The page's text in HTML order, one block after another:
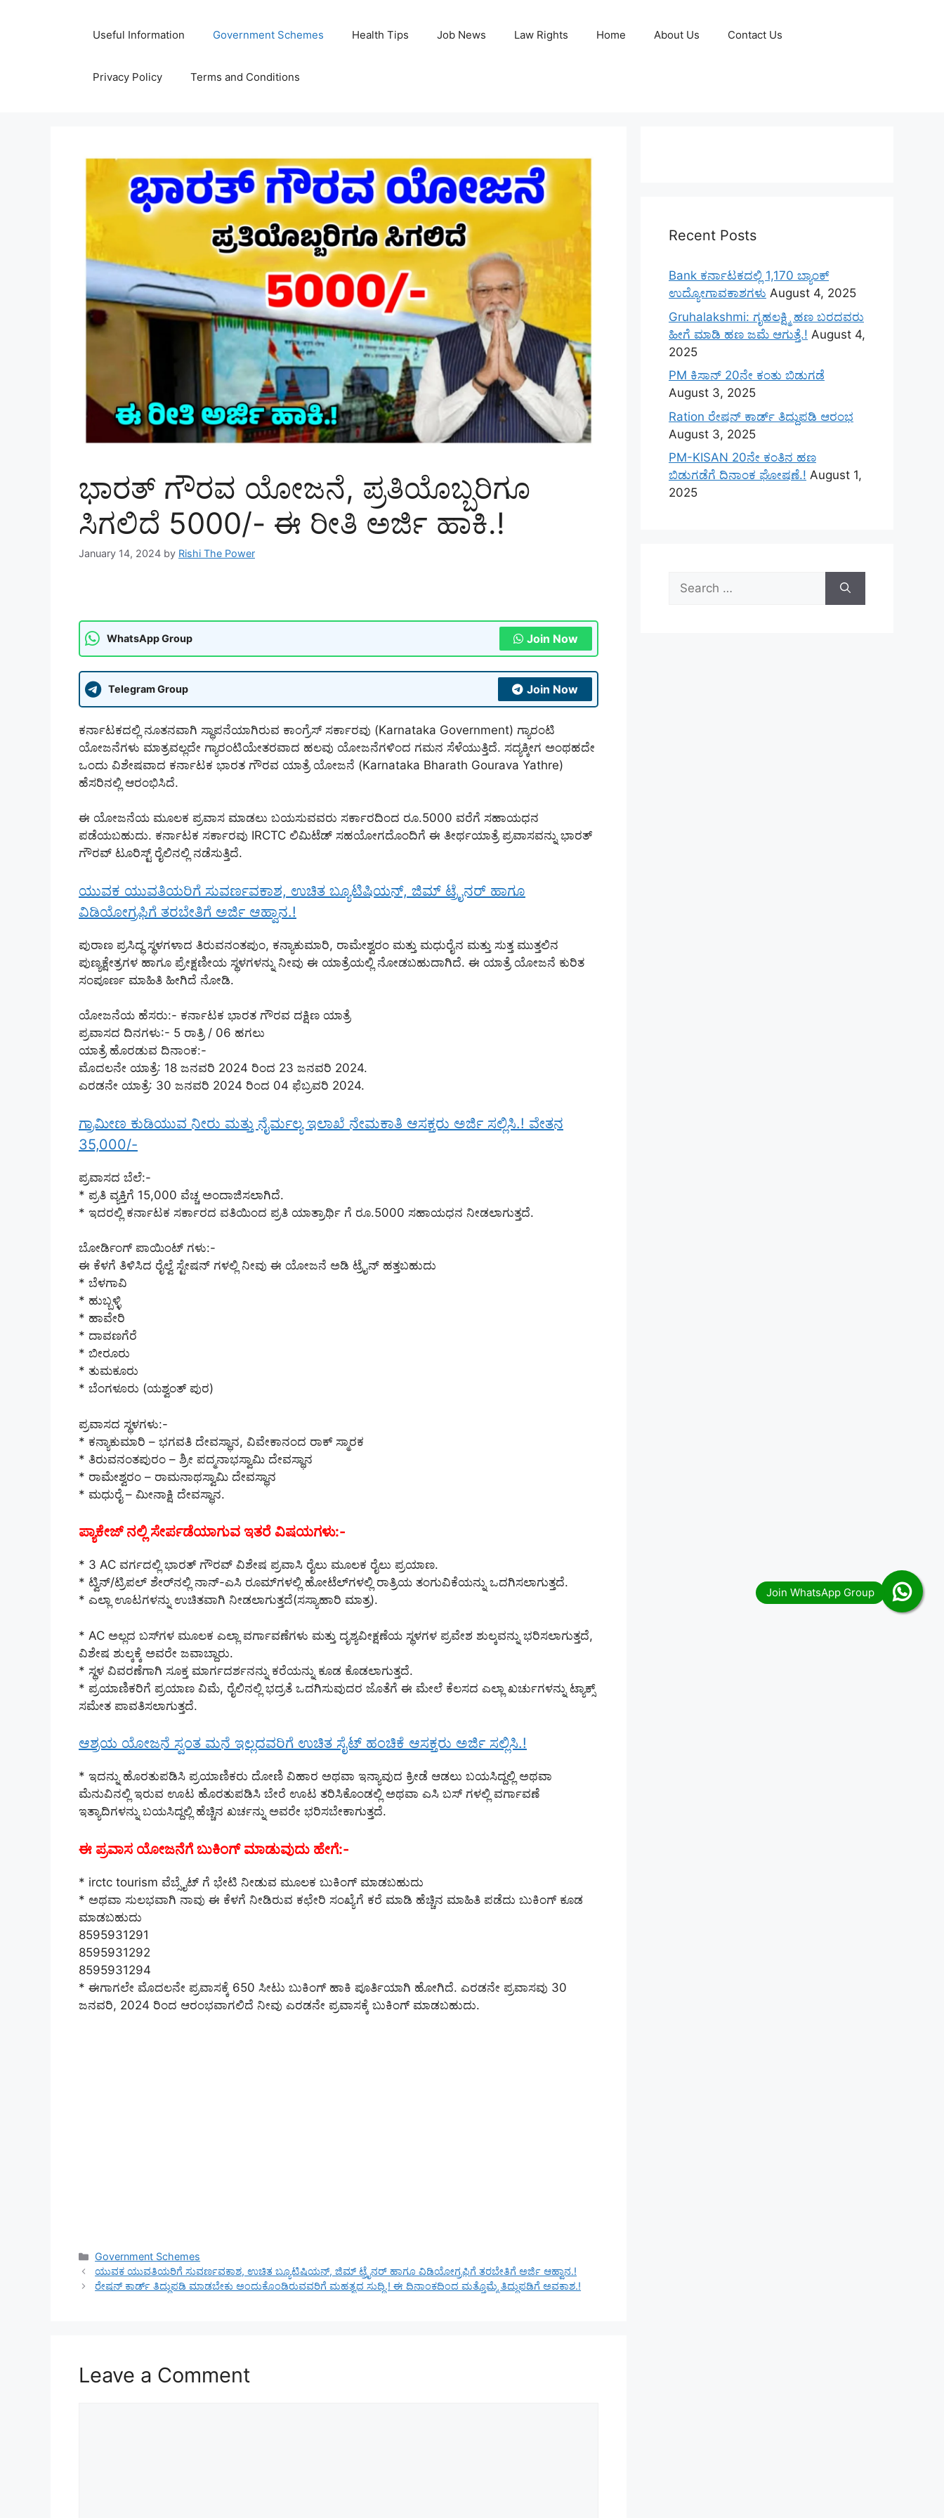
Useful Information Government Schemes Health Tips Job News Law Rights Home About Us Contact Us
Privacy Policy Terms and Conditions
ಭಾರತ್ ಗೌರವ ಯೋಜನೆ, ಪ್ರತಿಯೊಬ್ಬರಿಗೂ
ಸಿಗಲಿದೆ 5000/- ಈ ರೀತಿ ಅರ್ಜಿ ಹಾಕಿ.!
January 14, 2024 by Rishi The Power
WhatsApp Group Join Now
Telegram Group Join Now
ಕರ್ನಾಟಕದಲ್ಲಿ ನೂತನವಾಗಿ ಸ್ಥಾಪನೆಯಾಗಿರುವ ಕಾಂಗ್ರೆಸ್ ಸರ್ಕಾರವು (Karnataka Government) ಗ್ಯಾರಂಟಿ
ಯೋಜನೆಗಳು ಮಾತ್ರವಲ್ಲದೇ ಗ್ಯಾರಂಟಿಯೇತರವಾದ ಹಲವು ಯೋಜನೆಗಳಿಂದ ಗಮನ ಸೆಳೆಯುತ್ತಿದೆ. ಸದ್ಯಕ್ಕೀಗ ಅಂಥಹದೇ
ಒಂದು ವಿಶೇಷವಾದ ಕರ್ನಾಟಕ ಭಾರತ ಗೌರವ ಯಾತ್ರೆ ಯೋಜನೆ (Karnataka Bharath Gourava Yathre)
ಹೆಸರಿನಲ್ಲಿ ಆರಂಭಿಸಿದೆ.
ಈ ಯೋಜನೆಯ ಮೂಲಕ ಪ್ರವಾಸ ಮಾಡಲು ಬಯಸುವವರು ಸರ್ಕಾರದಿಂದ ರೂ.5000 ವರೆಗೆ ಸಹಾಯಧನ
ಪಡೆಯಬಹುದು. ಕರ್ನಾಟಕ ಸರ್ಕಾರವು IRCTC ಲಿಮಿಟೆಡ್ ಸಹಯೋಗದೊಂದಿಗೆ ಈ ತೀರ್ಥಯಾತ್ರೆ ಪ್ರವಾಸವನ್ನು ಭಾರತ್
ಗೌರವ್ ಟೂರಿಸ್ಟ್ ರೈಲಿನಲ್ಲಿ ನಡೆಸುತ್ತಿದೆ.
ಯುವಕ ಯುವತಿಯರಿಗೆ ಸುವರ್ಣವಕಾಶ, ಉಚಿತ ಬ್ಯೂಟಿಷಿಯನ್, ಜಿಮ್ ಟ್ರೈನರ್ ಹಾಗೂ
ವಿಡಿಯೋಗ್ರಫಿಗೆ ತರಬೇತಿಗೆ ಅರ್ಜಿ ಆಹ್ವಾನ.!
ಪುರಾಣ ಪ್ರಸಿದ್ಧ ಸ್ಥಳಗಳಾದ ತಿರುವನಂತಪುಂ, ಕನ್ಯಾಕುಮಾರಿ, ರಾಮೇಶ್ವರಂ ಮತ್ತು ಮಧುರೈನ ಮತ್ತು ಸುತ್ತ ಮುತ್ತಲಿನ
ಪುಣ್ಯಕ್ಷೇತ್ರಗಳ ಹಾಗೂ ಪ್ರೇಕ್ಷಣೀಯ ಸ್ಥಳಗಳನ್ನು ನೀವು ಈ ಯಾತ್ರೆಯಲ್ಲಿ ನೋಡಬಹುದಾಗಿದೆ. ಈ ಯಾತ್ರೆ ಯೋಜನೆ ಕುರಿತ
ಸಂಪೂರ್ಣ ಮಾಹಿತಿ ಹೀಗಿದೆ ನೋಡಿ.
ಯೋಜನೆಯ ಹೆಸರು:- ಕರ್ನಾಟಕ ಭಾರತ ಗೌರವ ದಕ್ಷಿಣ ಯಾತ್ರೆ
ಪ್ರವಾಸದ ದಿನಗಳು:- 5 ರಾತ್ರಿ / 06 ಹಗಲು
ಯಾತ್ರೆ ಹೊರಡುವ ದಿನಾಂಕ:-
ಮೊದಲನೇ ಯಾತ್ರೆ: 18 ಜನವರಿ 2024 ರಿಂದ 23 ಜನವರಿ 2024.
ಎರಡನೇ ಯಾತ್ರೆ: 30 ಜನವರಿ 2024 ರಿಂದ 04 ಫೆಬ್ರವರಿ 2024.
ಗ್ರಾಮೀಣ ಕುಡಿಯುವ ನೀರು ಮತ್ತು ನೈರ್ಮಲ್ಯ ಇಲಾಖೆ ನೇಮಕಾತಿ ಆಸಕ್ತರು ಅರ್ಜಿ ಸಲ್ಲಿಸಿ.! ವೇತನ
35,000/-
ಪ್ರವಾಸದ ಬೆಲೆ:-
* ಪ್ರತಿ ವ್ಯಕ್ತಿಗೆ 15,000 ವೆಚ್ಚ ಅಂದಾಜಿಸಲಾಗಿದೆ.
* ಇದರಲ್ಲಿ ಕರ್ನಾಟಕ ಸರ್ಕಾರದ ವತಿಯಿಂದ ಪ್ರತಿ ಯಾತ್ರಾರ್ಥಿ ಗೆ ರೂ.5000 ಸಹಾಯಧನ ನೀಡಲಾಗುತ್ತದೆ.
ಬೋರ್ಡಿಂಗ್ ಪಾಯಿಂಟ್ ಗಳು:-
ಈ ಕೆಳಗೆ ತಿಳಿಸಿದ ರೈಲ್ವೆ ಸ್ಟೇಷನ್ ಗಳಲ್ಲಿ ನೀವು ಈ ಯೋಜನೆ ಅಡಿ ಟ್ರೈನ್ ಹತ್ತಬಹುದು
* ಬೆಳಗಾವಿ
* ಹುಬ್ಬಳ್ಳಿ
* ಹಾವೇರಿ
* ದಾವಣಗೆರೆ
* ಬೀರೂರು
* ತುಮಕೂರು
* ಬೆಂಗಳೂರು (ಯಶ್ವಂತ್ ಪುರ)
ಪ್ರವಾಸದ ಸ್ಥಳಗಳು:-
* ಕನ್ಯಾಕುಮಾರಿ – ಭಗವತಿ ದೇವಸ್ಥಾನ, ವಿವೇಕಾನಂದ ರಾಕ್ ಸ್ಮಾರಕ
* ತಿರುವನಂತಪುರಂ – ಶ್ರೀ ಪದ್ಮನಾಭಸ್ವಾಮಿ ದೇವಸ್ಥಾನ
* ರಾಮೇಶ್ವರಂ – ರಾಮನಾಥಸ್ವಾಮಿ ದೇವಸ್ಥಾನ
* ಮಧುರೈ – ಮೀನಾಕ್ಷಿ ದೇವಸ್ಥಾನ.
ಪ್ಯಾಕೇಜ್ ನಲ್ಲಿ ಸೇರ್ಪಡೆಯಾಗುವ ಇತರೆ ವಿಷಯಗಳು:-
* 3 AC ವರ್ಗದಲ್ಲಿ ಭಾರತ್ ಗೌರವ್ ವಿಶೇಷ ಪ್ರವಾಸಿ ರೈಲು ಮೂಲಕ ರೈಲು ಪ್ರಯಾಣ.
* ಟ್ವಿನ್/ಟ್ರಿಪಲ್ ಶೇರ್‌ನಲ್ಲಿ ನಾನ್-ಎಸಿ ರೂಮ್‌ಗಳಲ್ಲಿ ಹೋಟೆಲ್‌ಗಳಲ್ಲಿ ರಾತ್ರಿಯ ತಂಗುವಿಕೆಯನ್ನು ಒದಗಿಸಲಾಗುತ್ತದೆ.
* ಎಲ್ಲಾ ಊಟಗಳನ್ನು ಉಚಿತವಾಗಿ ನೀಡಲಾಗುತ್ತದೆ(ಸಸ್ಯಾಹಾರಿ ಮಾತ್ರ).
* AC ಅಲ್ಲದ ಬಸ್‌ಗಳ ಮೂಲಕ ಎಲ್ಲಾ ವರ್ಗಾವಣೆಗಳು ಮತ್ತು ದೃಶ್ಯವೀಕ್ಷಣೆಯ ಸ್ಥಳಗಳ ಪ್ರವೇಶ ಶುಲ್ಕವನ್ನು ಭರಿಸಲಾಗುತ್ತದೆ,
ವಿಶೇಷ ಶುಲ್ಕಕ್ಕೆ ಅವರೇ ಜವಾಬ್ದಾರು.
* ಸ್ಥಳ ವಿವರಣೆಗಾಗಿ ಸೂಕ್ತ ಮಾರ್ಗದರ್ಶನನ್ನು ಕರೆಯನ್ನು ಕೂಡ ಕೊಡಲಾಗುತ್ತದೆ.
* ಪ್ರಯಾಣಿಕರಿಗೆ ಪ್ರಯಾಣ ವಿಮೆ, ರೈಲಿನಲ್ಲಿ ಭದ್ರತೆ ಒದಗಿಸುವುದರ ಜೊತೆಗೆ ಈ ಮೇಲೆ ಕೆಲಸದ ಎಲ್ಲಾ ಖರ್ಚುಗಳನ್ನು ಟ್ಯಾಕ್ಸ್
ಸಮೇತ ಪಾವತಿಸಲಾಗುತ್ತದೆ.
ಆಶ್ರಯ ಯೋಜನೆ ಸ್ವಂತ ಮನೆ ಇಲ್ಲದವರಿಗೆ ಉಚಿತ ಸೈಟ್ ಹಂಚಿಕೆ ಆಸಕ್ತರು ಅರ್ಜಿ ಸಲ್ಲಿಸಿ.!
* ಇದನ್ನು ಹೊರತುಪಡಿಸಿ ಪ್ರಯಾಣಿಕರು ದೋಣಿ ವಿಹಾರ ಅಥವಾ ಇನ್ಯಾವುದ ಕ್ರೀಡೆ ಆಡಲು ಬಯಸಿದ್ದಲ್ಲಿ ಅಥವಾ
ಮೆನುವಿನಲ್ಲಿ ಇರುವ ಊಟ ಹೊರತುಪಡಿಸಿ ಬೇರೆ ಊಟ ತರಿಸಿಕೊಂಡಲ್ಲಿ ಅಥವಾ ಎಸಿ ಬಸ್ ಗಳಲ್ಲಿ ವರ್ಗಾವಣೆ
ಇತ್ಯಾದಿಗಳನ್ನು ಬಯಸಿದ್ದಲ್ಲಿ ಹೆಚ್ಚಿನ ಖರ್ಚನ್ನು ಅವರೇ ಭರಿಸಬೇಕಾಗುತ್ತದೆ.
ಈ ಪ್ರವಾಸ ಯೋಜನೆಗೆ ಬುಕಿಂಗ್ ಮಾಡುವುದು ಹೇಗೆ:-
* irctc tourism ವೆಬ್ಸೈಟ್ ಗೆ ಭೇಟಿ ನೀಡುವ ಮೂಲಕ ಬುಕಿಂಗ್ ಮಾಡಬಹುದು
* ಅಥವಾ ಸುಲಭವಾಗಿ ನಾವು ಈ ಕೆಳಗೆ ನೀಡಿರುವ ಕಛೇರಿ ಸಂಖ್ಯೆಗೆ ಕರೆ ಮಾಡಿ ಹೆಚ್ಚಿನ ಮಾಹಿತಿ ಪಡೆದು ಬುಕಿಂಗ್ ಕೂಡ
ಮಾಡಬಹುದು
8595931291
8595931292
8595931294
* ಈಗಾಗಲೇ ಮೊದಲನೇ ಪ್ರವಾಸಕ್ಕೆ 650 ಸೀಟು ಬುಕಿಂಗ್ ಹಾಕಿ ಪೂರ್ತಿಯಾಗಿ ಹೋಗಿದೆ. ಎರಡನೇ ಪ್ರವಾಸವು 30
ಜನವರಿ, 2024 ರಿಂದ ಆರಂಭವಾಗಲಿದೆ ನೀವು ಎರಡನೇ ಪ್ರವಾಸಕ್ಕೆ ಬುಕಿಂಗ್ ಮಾಡಬಹುದು.
Categories
Government Schemes
ಯುವಕ ಯುವತಿಯರಿಗೆ ಸುವರ್ಣವಕಾಶ, ಉಚಿತ ಬ್ಯೂಟಿಷಿಯನ್, ಜಿಮ್ ಟ್ರೈನರ್ ಹಾಗೂ ವಿಡಿಯೋಗ್ರಫಿಗೆ ತರಬೇತಿಗೆ ಅರ್ಜಿ ಆಹ್ವಾನ.!
ರೇಷನ್ ಕಾರ್ಡ್ ತಿದ್ದುಪಡಿ ಮಾಡಬೇಕು ಅಂದುಕೊಂಡಿರುವವರಿಗೆ ಮಹತ್ವದ ಸುದ್ದಿ.! ಈ ದಿನಾಂಕದಿಂದ ಮತ್ತೊಮ್ಮೆ ತಿದ್ದುಪಡಿಗೆ ಅವಕಾಶ.!
Leave a Comment
Recent Posts
Bank ಕರ್ನಾಟಕದಲ್ಲಿ 1,170 ಬ್ಯಾಂಕ್
ಉದ್ಯೋಗಾವಕಾಶಗಳು August 4, 2025
Gruhalakshmi: ಗೃಹಲಕ್ಷ್ಮಿ ಹಣ ಬರದವರು
ಹೀಗೆ ಮಾಡಿ ಹಣ ಜಮೆ‌ ಆಗುತ್ತೆ.! August 4,
2025
PM ಕಿಸಾನ್ 20ನೇ ಕಂತು ಬಿಡುಗಡೆ
August 3, 2025
Ration ರೇಷನ್ ಕಾರ್ಡ್ ತಿದ್ದುಪಡಿ ಆರಂಭ
August 3, 2025
PM-KISAN 20ನೇ ಕಂತಿನ ಹಣ
ಬಿಡುಗಡೆಗೆ ದಿನಾಂಕ ಘೋಷಣೆ.! August 1,
2025
Search
for: